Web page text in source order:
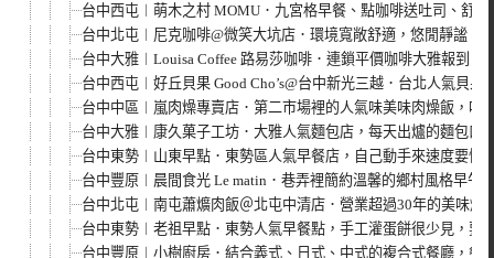
台中西屯︱萌木之村 MOMU．九宮格早餐、點咖啡送吐司、舒
台中北屯︱尼克咖啡@微笑大坑店．環境寬敞舒適，悠閒靜謐，
台中大雅︱Louisa Coffee 路易莎咖啡．連鎖平價咖啡大雅報到
台中西屯︱好丘貝果 Good Cho’s@台中新光三越．台北人氣貝
台中中區︱嵐肉燥專賣店．第二市場裡的人氣味美味肉燥飯，吃
台中大雅︱康久菓子工坊．大雅人氣麵包店，每天出爐的麵包口
台中東勢︱山東早點．東勢區人氣早餐店，自己動手來速度要快
台中豐原︱晨間食光 Le matin．巷弄裡簡約溫馨的鄉村風格早午
台中北屯︱南屯蕭爌肉飯＠北屯中清店．營業超過30年的美味爌
台中東勢︱老祖早點．東勢人氣早餐點，手工灌蛋餅很少見，要
台中豐原︱小樹廚房．結合義式、日式、中式的複合式餐廳，餐